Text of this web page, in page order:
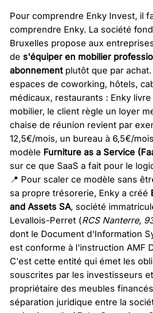
Pour comprendre Enky Invest, il
comprendre Enky. La société
Bruxelles propose aux
de s'équiper en mobilier
abonnement plutôt que par
espaces de coworking, hôtels,
médicaux, restaurants : Enky
mobilier, le client règle un loyer
chaise de réunion revient par
12,5€/mois, un bureau à 6,5€/
modèle Furniture as a Service
sur ce que SaaS a fait pour le
📍 Pour scaler ce modèle sans
sa propre trésorerie, Enky a créé
and Assets SA, société
Levallois-Perret (RCS Nanterre,
dont le Document d'Information
est conforme à l'instruction AMF
C'est cette entité qui émet les
souscrites par les investisseurs
propriétaire des meubles
séparation juridique entre la